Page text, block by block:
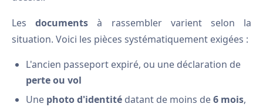
Lesdocuments à rassembler varient selon la
situation. Voici les pièces systématiquement exigées :
L'ancien passeport expiré, ou une déclaration de
perte ou vol
Une photo d'identité datant de moins de6 mois,